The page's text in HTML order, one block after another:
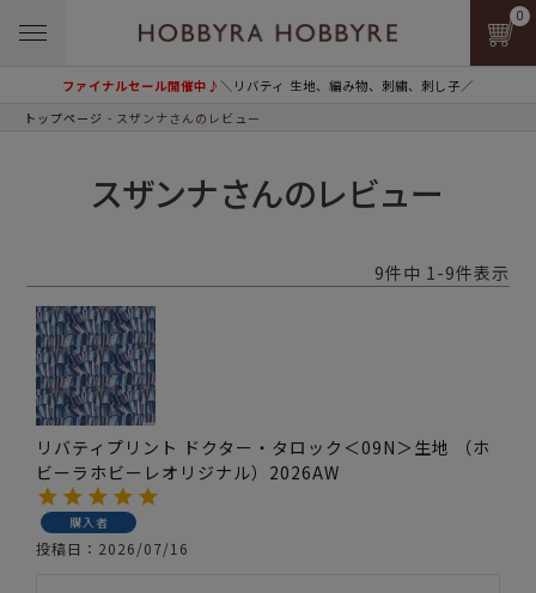
ファイナルセール開催中♪＼リバティ 生地、編み物、刺繍、刺し子／
0
トップページ スザンナさんのレビュー
スザンナさんのレビュー
9件中 1-9件表示
リバティプリント ドクター・タロック＜09N＞生地 （ホ
ビーラホビーレオリジナル）2026AW
購入者
投稿日 2026/07/16